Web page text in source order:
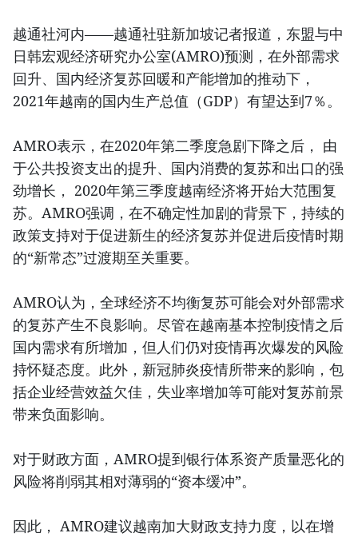
越通社河内——越通社驻新加坡记者报道，东盟与中
日韩宏观经济研究办公室(AMRO)预测，在外部需求
回升、国内经济复苏回暖和产能增加的推动下，
2021年越南的国内生产总值（GDP）有望达到7％。
AMRO表示，在2020年第二季度急剧下降之后， 由
于公共投资支出的提升、国内消费的复苏和出口的强
劲增长， 2020年第三季度越南经济将开始大范围复
苏。AMRO强调，在不确定性加剧的背景下，持续的
政策支持对于促进新生的经济复苏并促进后疫情时期
的“新常态”过渡期至关重要。
AMRO认为，全球经济不均衡复苏可能会对外部需求
的复苏产生不良影响。尽管在越南基本控制疫情之后
国内需求有所增加，但人们仍对疫情再次爆发的风险
持怀疑态度。此外，新冠肺炎疫情所带来的影响，包
括企业经营效益欠佳，失业率增加等可能对复苏前景
带来负面影响。
对于财政方面，AMRO提到银行体系资产质量恶化的
风险将削弱其相对薄弱的“资本缓冲”。
因此， AMRO建议越南加大财政支持力度，以在增